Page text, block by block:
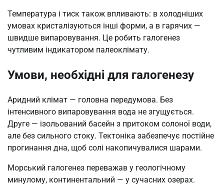
Температура і тиск також впливають: в холодніших
умовах кристалізуються інші форми, а в гарячих —
швидше випаровування. Це робить галогенез
чутливим індикатором палеоклімату.
Умови, необхідні для галогенезу
Аридний клімат — головна передумова. Без
інтенсивного випаровування вода не згущується.
Друге — ізольований басейн з притоком солоної води,
але без сильного стоку. Тектоніка забезпечує постійне
прогинання дна, щоб солі накопичувалися шарами.
Морський галогенез переважав у геологічному
минулому, континентальний — у сучасних озерах.